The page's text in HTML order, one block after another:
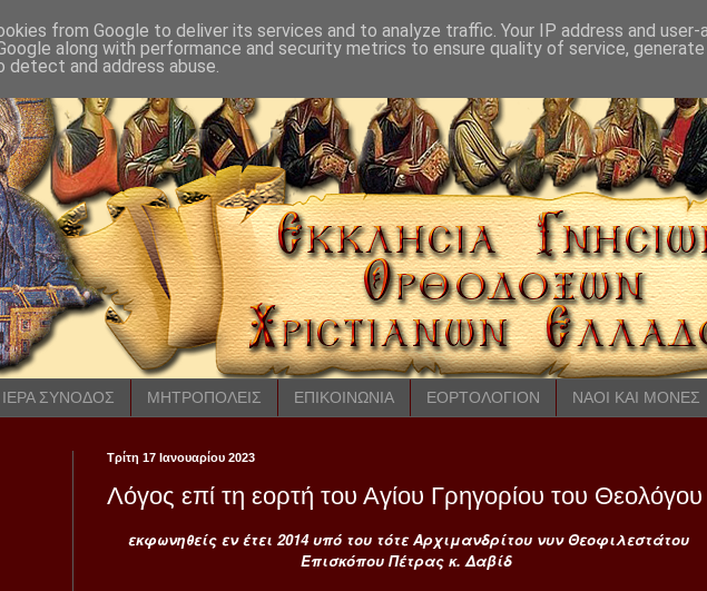
ΙΕΡΑ ΣΥΝΟΔΟΣ ΜΗΤΡΟΠΟΛΕΙΣ ΕΠΙΚΟΙΝΩΝΙΑ ΕΟΡΤΟΛΟΓΙΟΝ ΝΑΟΙ ΚΑΙ ΜΟΝΕΣ
Τρίτη 17 Ιανουαρίου 2023
Λόγος επί τη εορτή του Αγίου Γρηγορίου του Θεολόγου
εκφωνηθείς εν έτει 2014 υπό του τότε Αρχιμανδρίτου νυν Θεοφιλεστάτου
Επισκόπου Πέτρας κ. Δαβίδ
from Google to deliver its services and to analyze traffic. Your IP address and user-
along with performance and security metrics to ensure quality of service, generate
and address abuse.